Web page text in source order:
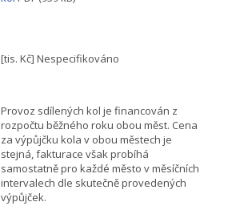
[tis. Kč] Nespecifikováno
Provoz sdílených kol je financován z
rozpočtu běžného roku obou měst. Cena
za výpůjčku kola v obou městech je
stejná, fakturace však probíhá
samostatně pro každé město v měsíčních
intervalech dle skutečně provedených
výpůjček.